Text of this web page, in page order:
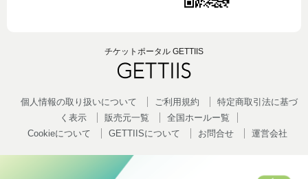
チケットポータル GETTIIS
個人情報の取り扱いについて ご利用規約
特定商取引法に基づ
く表示
販売元一覧
全国ホールー覧
Cookieについて
GETTIISについて お問合せ 運営会社